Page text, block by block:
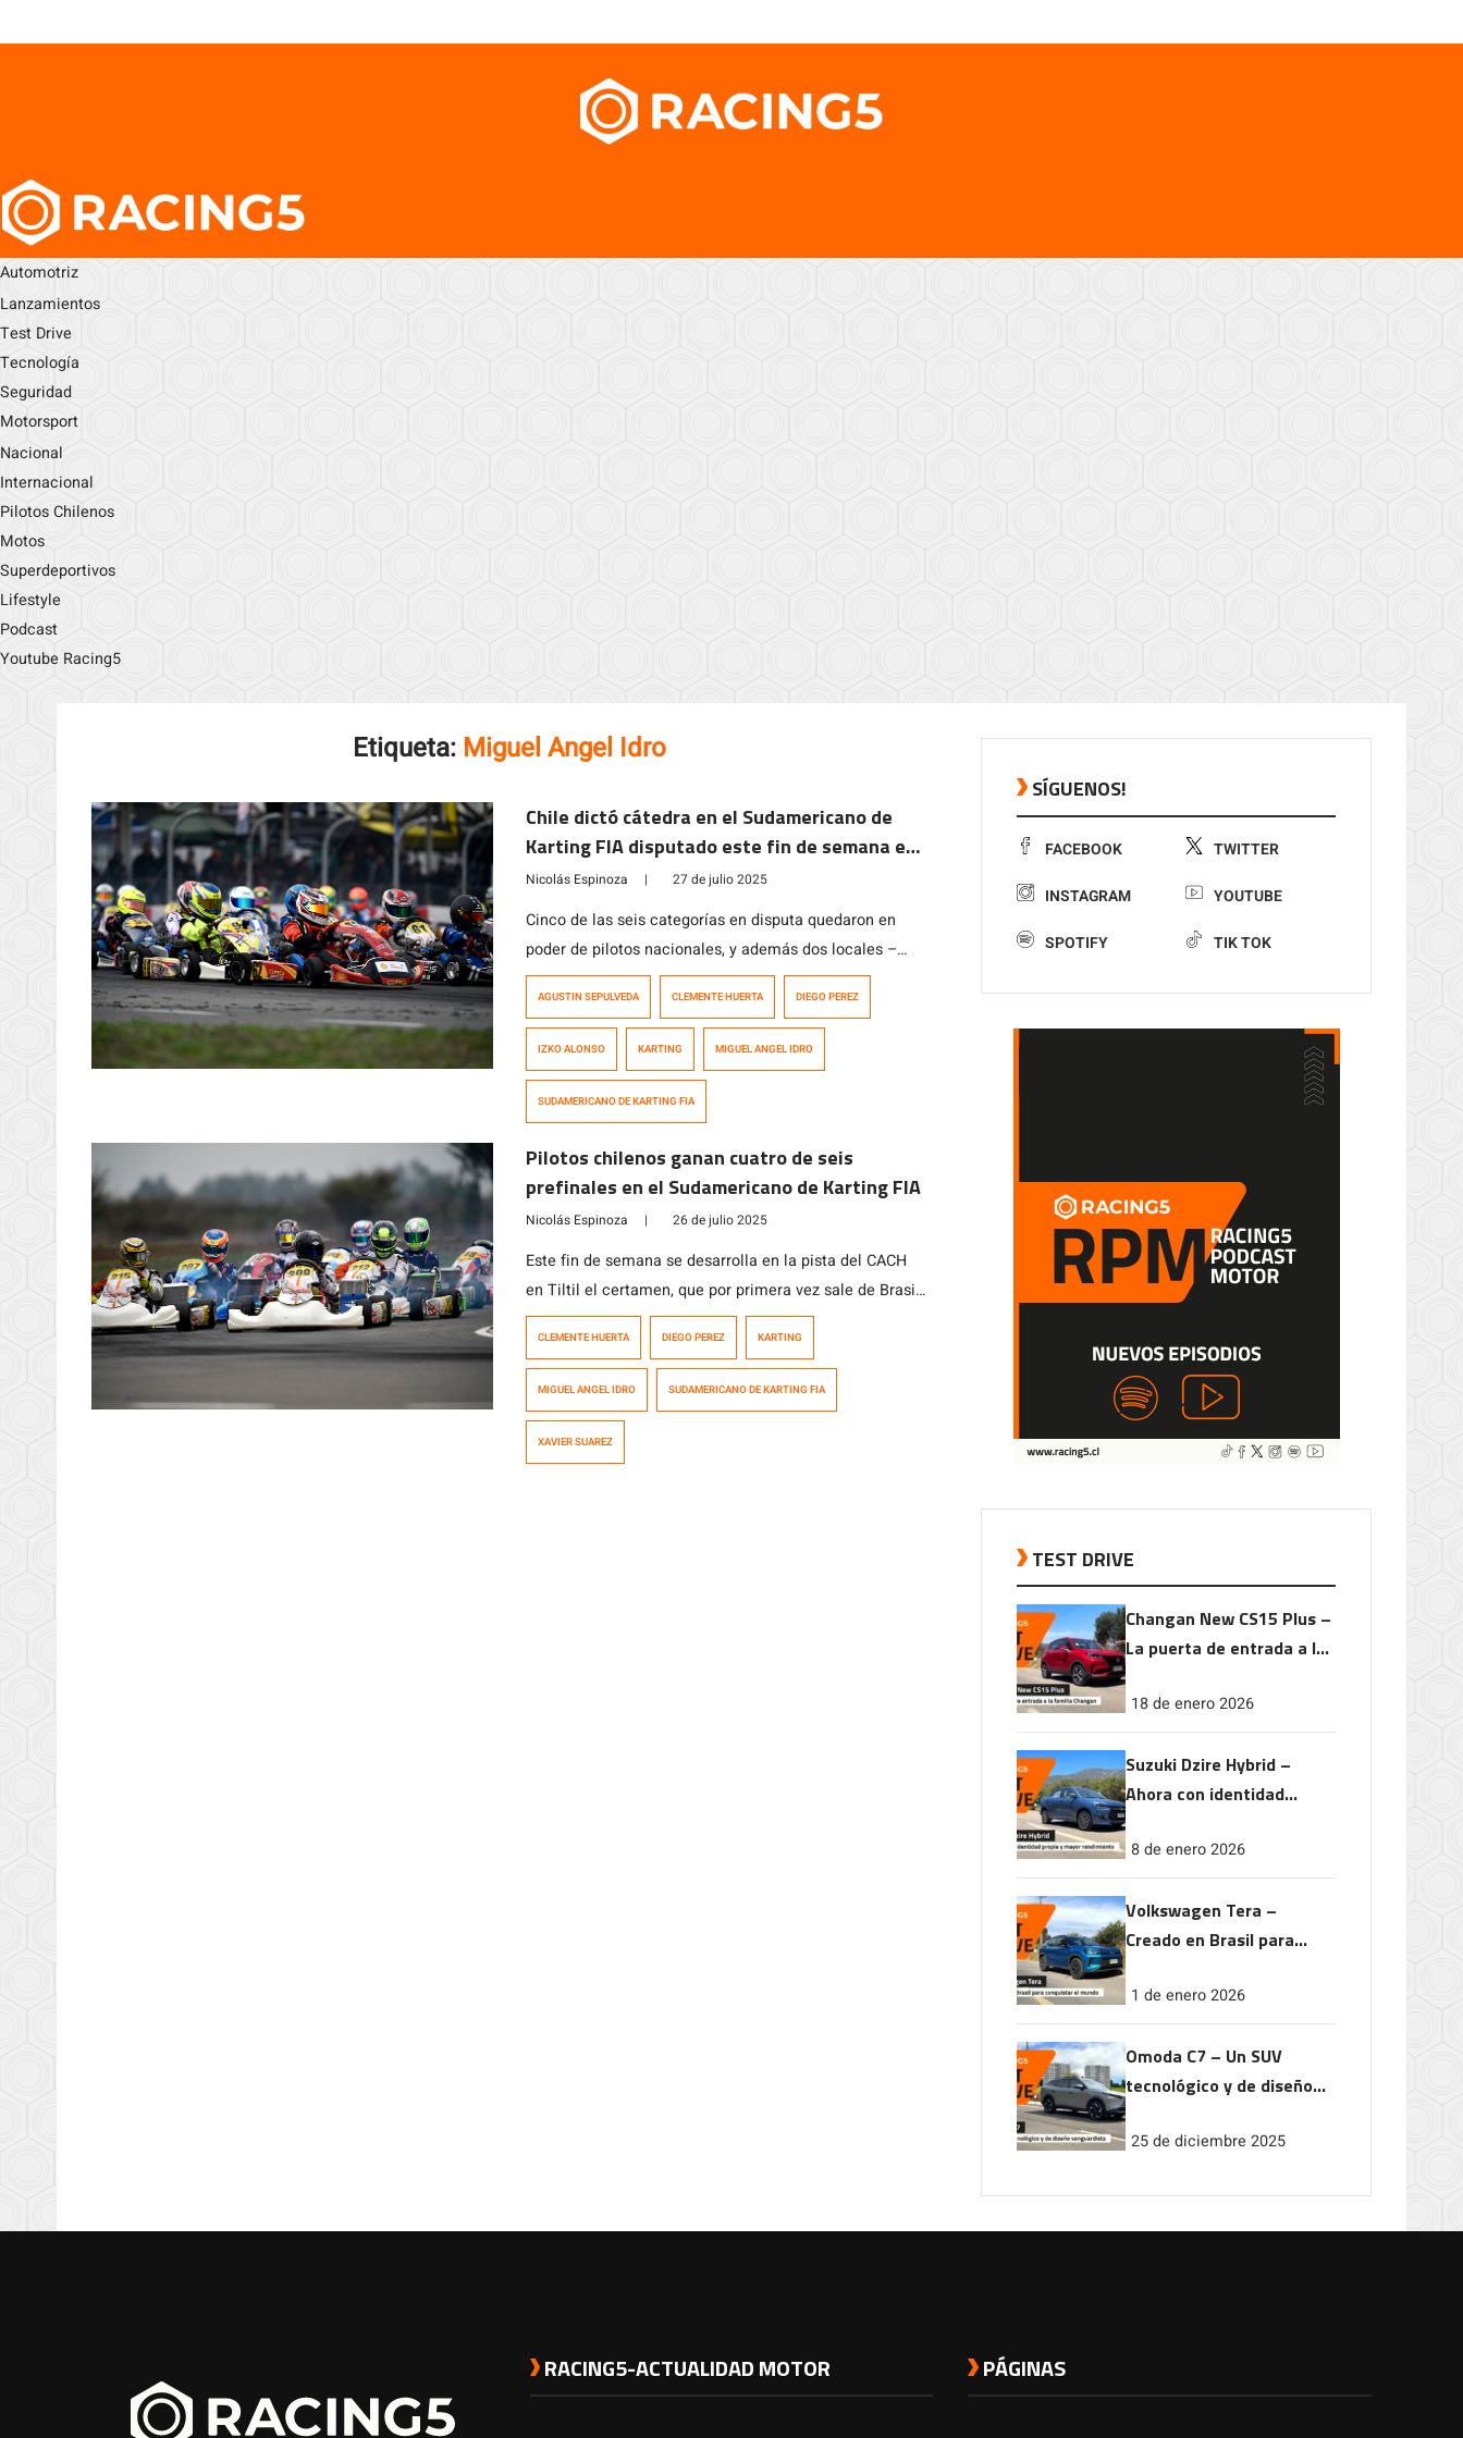
Automotriz
Lanzamientos
Test Drive
Tecnología
Seguridad
Motorsport
Nacional
Internacional
Pilotos Chilenos
Motos
Superdeportivos
Lifestyle
Podcast
Youtube Racing5
Etiqueta: Miguel Angel Idro
Chile dictó cátedra en el Sudamericano de
Karting FIA disputado este fin de semana en
Chile
Nicolás Espinoza | 27 de julio 2025
Cinco de las seis categorías en disputa quedaron en
poder de pilotos nacionales, y además dos locales –
Diego Pérez, el mejor en la serie OK Junior, y Agustín
AGUSTIN SEPULVEDA CLEMENTE HUERTA DIEGO PEREZ
IZKO ALONSO KARTING MIGUEL ANGEL IDRO
SUDAMERICANO DE KARTING FIA
Pilotos chilenos ganan cuatro de seis
prefinales en el Sudamericano de Karting FIA
Nicolás Espinoza | 26 de julio 2025
Este fin de semana se desarrolla en la pista del CACH
en Tiltil el certamen, que por primera vez sale de Brasil
y entrega dos clasificaciones al Mundial de septiembre
CLEMENTE HUERTA DIEGO PEREZ KARTING
MIGUEL ANGEL IDRO SUDAMERICANO DE KARTING FIA
XAVIER SUAREZ
SÍGUENOS!
FACEBOOK TWITTER
INSTAGRAM YOUTUBE
SPOTIFY TIK TOK
TEST DRIVE
Changan New CS15 Plus –
La puerta de entrada a la
18 de enero 2026
Suzuki Dzire Hybrid –
Ahora con identidad
rendimiento
8 de enero 2026
Volkswagen Tera –
Creado en Brasil para
1 de enero 2026
Omoda C7 – Un SUV
tecnológico y de diseño
25 de diciembre 2025
RACING5-ACTUALIDAD MOTOR PÁGINAS